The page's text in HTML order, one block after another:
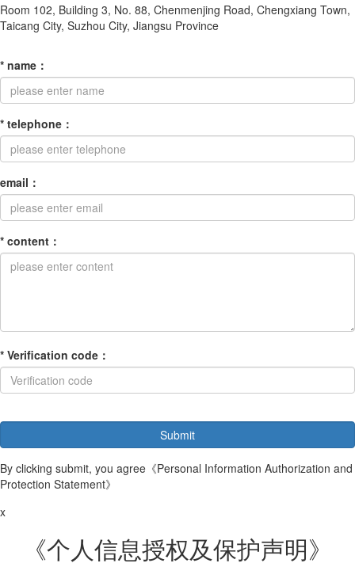
Room 102, Building 3, No. 88, Chenmenjing Road, Chengxiang Town,
Taicang City, Suzhou City, Jiangsu Province
* name ：
* telephone ：
email ：
* content ：
* Verification code ：
By clicking submit, you agree 《Personal Information Authorization and
Protection Statement》
x
《个人信息授权及保护声明》